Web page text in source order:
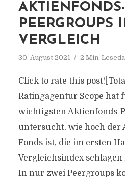
AKTIENFONDS-
PEERGROUPS
VERGLEICH
30. August 2021 2 Min.
Click to rate this
Ratingagentur Scope hat
wichtigsten Aktienfonds-
untersucht, wie hoch der
Fonds ist, die im ersten
Vergleichsindex
In nur zwei Peergroups